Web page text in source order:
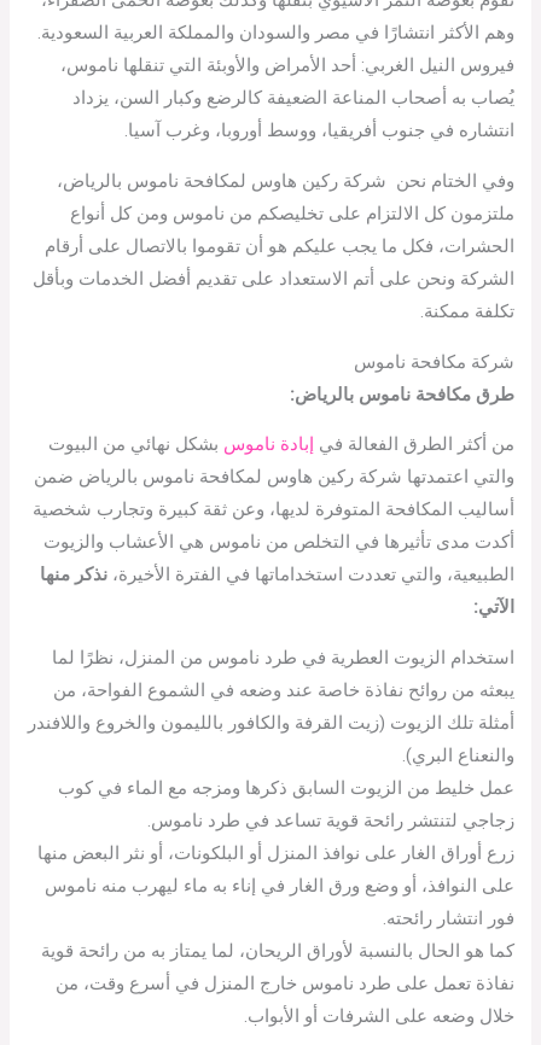
وهم الأكثر انتشارًا في مصر والسودان والمملكة العربية السعودية.
فيروس النيل الغربي: أحد الأمراض والأوبئة التي تنقلها ناموس،
يُصاب به أصحاب المناعة الضعيفة كالرضع وكبار السن، يزداد
انتشاره في جنوب أفريقيا، ووسط أوروبا، وغرب آسيا.
وفي الختام نحن شركة ركين هاوس لمكافحة ناموس بالرياض،
ملتزمون كل الالتزام على تخليصكم من ناموس ومن كل أنواع
الحشرات، فكل ما يجب عليكم هو أن تقوموا بالاتصال على أرقام
الشركة ونحن على أتم الاستعداد على تقديم أفضل الخدمات وبأقل
تكلفة ممكنة.
شركة مكافحة ناموس
طرق مكافحة ناموس بالرياض:
من أكثر الطرق الفعالة في إبادة ناموس بشكل نهائي من البيوت
والتي اعتمدتها شركة ركين هاوس لمكافحة ناموس بالرياض ضمن
أساليب المكافحة المتوفرة لديها، وعن ثقة كبيرة وتجارب شخصية
أكدت مدى تأثيرها في التخلص من ناموس هي الأعشاب والزيوت
الطبيعية، والتي تعددت استخداماتها في الفترة الأخيرة،نذكر منها
الآتي:
استخدام الزيوت العطرية في طرد ناموس من المنزل، نظرًا لما
يبعثه من روائح نفاذة خاصة عند وضعه في الشموع الفواحة، من
أمثلة تلك الزيوت (زيت القرفة والكافور بالليمون والخروع واللافندر
والنعناع البري).
عمل خليط من الزيوت السابق ذكرها ومزجه مع الماء في كوب
زجاجي لتنتشر رائحة قوية تساعد في طرد ناموس.
زرع أوراق الغار على نوافذ المنزل أو البلكونات، أو نثر البعض منها
على النوافذ، أو وضع ورق الغار في إناء به ماء ليهرب منه ناموس
فور انتشار رائحته.
كما هو الحال بالنسبة لأوراق الريحان، لما يمتاز به من رائحة قوية
نفاذة تعمل على طرد ناموس خارج المنزل في أسرع وقت، من
خلال وضعه على الشرفات أو الأبواب.